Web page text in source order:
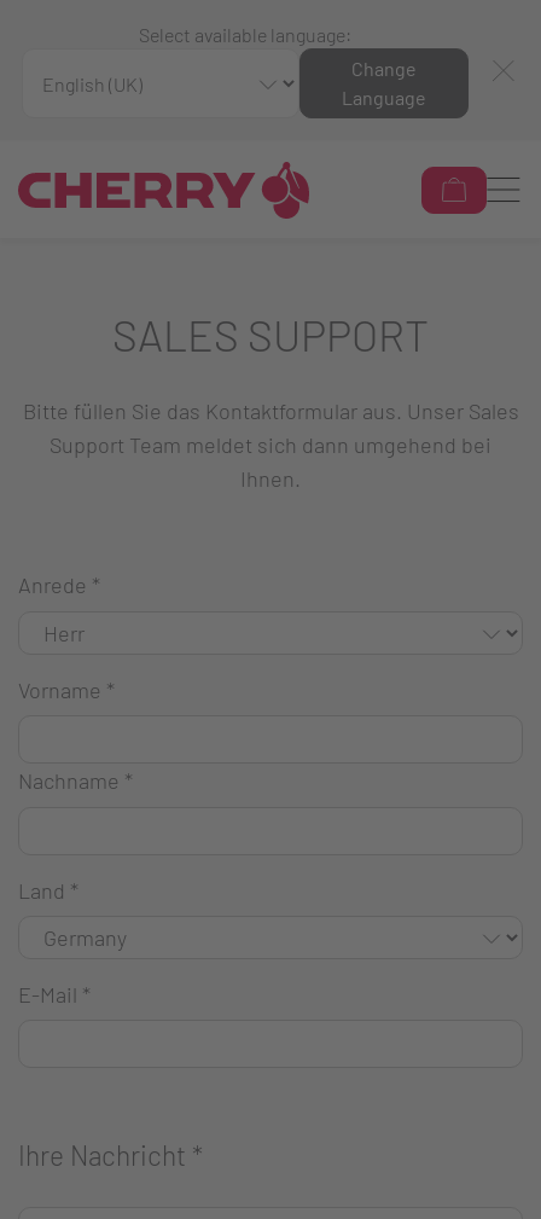
Select available language:
Change
Language
SALES SUPPORT
Bitte füllen Sie das Kontaktformular aus. Unser Sales
Support Team meldet sich dann umgehend bei
Ihnen.
Anrede *
Vorname *
Nachname *
Land *
E-Mail *
Ihre Nachricht *